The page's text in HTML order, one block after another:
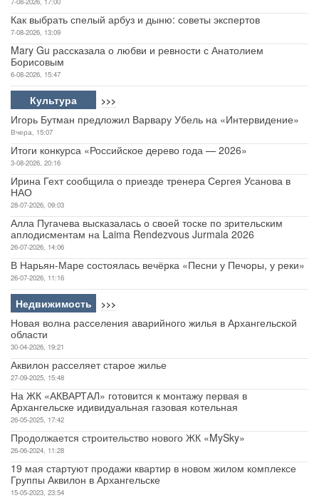
Как выбрать спелый арбуз и дыню: советы экспертов
7-08-2026, 13:09
Mary Gu рассказала о любви и ревности с Анатолием
Борисовым
6-08-2026, 15:47
Культура >>>
Игорь Бутман предложил Варвару Убель на «Интервидение»
Вчера, 15:07
Итоги конкурса «Российское дерево года — 2026»
3-08-2026, 20:16
Ирина Гехт сообщила о приезде тренера Сергея Усанова в
НАО
28-07-2026, 09:03
Алла Пугачева высказалась о своей тоске по зрительским
аплодисментам на Laima Rendezvous Jurmala 2026
26-07-2026, 14:06
В Нарьян-Маре состоялась вечёрка «Песни у Печоры, у реки»
26-07-2026, 11:16
Недвижимость >>>
Новая волна расселения аварийного жилья в Архангельской
области
30-04-2026, 19:21
Аквилон расселяет старое жилье
27-09-2025, 15:48
На ЖК «АКВАРТАЛ» готовится к монтажу первая в
Архангельске идивидуальная газовая котельная
26-05-2025, 17:42
Продолжается строительство нового ЖК «MySky»
26-06-2024, 11:28
19 мая стартуют продажи квартир в новом жилом комплексе
Группы Аквилон в Архангельске
15-05-2023, 23:54